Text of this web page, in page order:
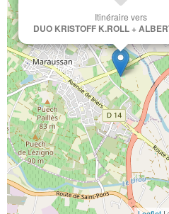
Itinéraire vers
DUO KRISTOFF K.ROLL +